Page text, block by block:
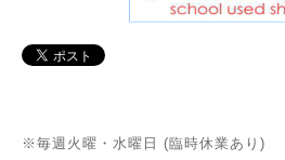
※毎週火曜・水曜日 (臨時休業あり)